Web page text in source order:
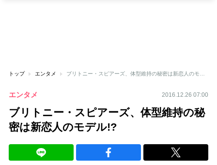
トップ エンタメ
エンタメ 2016.12.26 07:00
ブリトニー・スピアーズ、体型維持の秘
密は新恋人のモデル!?